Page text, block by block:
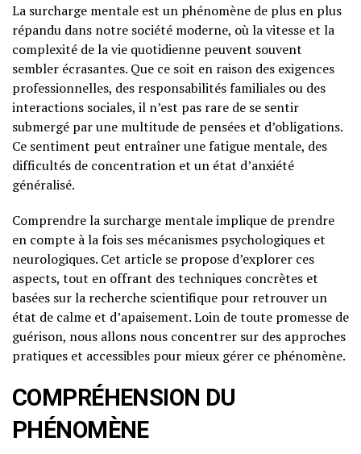
La surcharge mentale est un phénomène de plus en plus
répandu dans notre société moderne, où la vitesse et la
complexité de la vie quotidienne peuvent souvent
sembler écrasantes. Que ce soit en raison des exigences
professionnelles, des responsabilités familiales ou des
interactions sociales, il n’est pas rare de se sentir
submergé par une multitude de pensées et d’obligations.
Ce sentiment peut entraîner une fatigue mentale, des
difficultés de concentration et un état d’anxiété
généralisé.
Comprendre la surcharge mentale implique de prendre
en compte à la fois ses mécanismes psychologiques et
neurologiques. Cet article se propose d’explorer ces
aspects, tout en offrant des techniques concrètes et
basées sur la recherche scientifique pour retrouver un
état de calme et d’apaisement. Loin de toute promesse de
guérison, nous allons nous concentrer sur des approches
pratiques et accessibles pour mieux gérer ce phénomène.
COMPRÉHENSION DU
PHÉNOMÈNE